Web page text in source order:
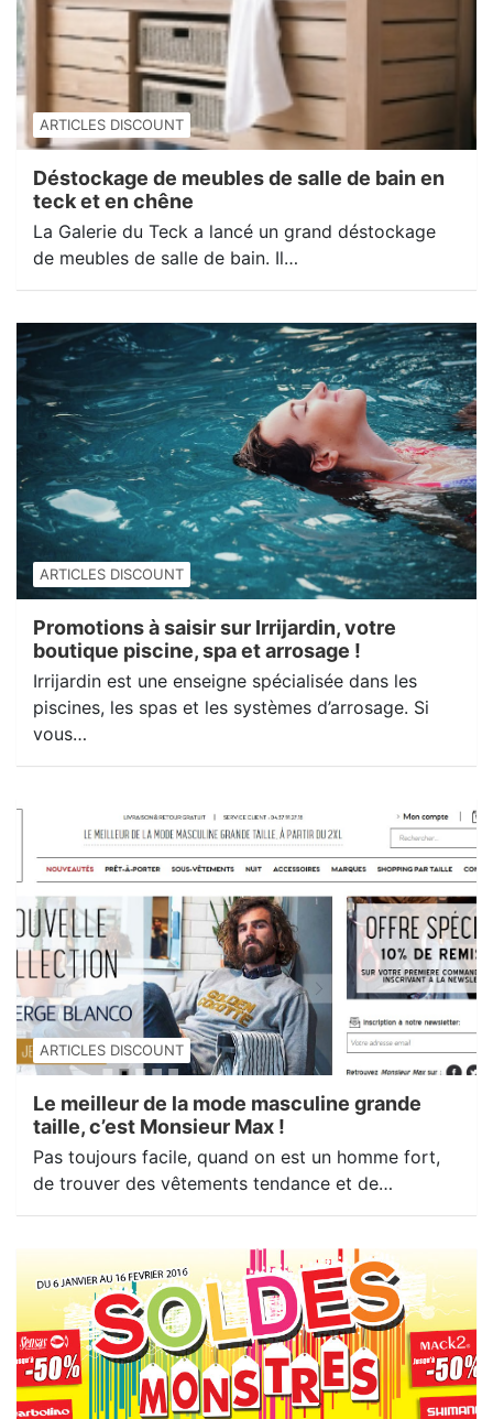
ARTICLES DISCOUNT
Déstockage de meubles de salle de bain en
teck et en chêne
La Galerie du Teck a lancé un grand déstockage
de meubles de salle de bain. Il…
ARTICLES DISCOUNT
Promotions à saisir sur Irrijardin, votre
boutique piscine, spa et arrosage !
Irrijardin est une enseigne spécialisée dans les
piscines, les spas et les systèmes d’arrosage. Si
vous…
ARTICLES DISCOUNT
Le meilleur de la mode masculine grande
taille, c’est Monsieur Max !
Pas toujours facile, quand on est un homme fort,
de trouver des vêtements tendance et de…